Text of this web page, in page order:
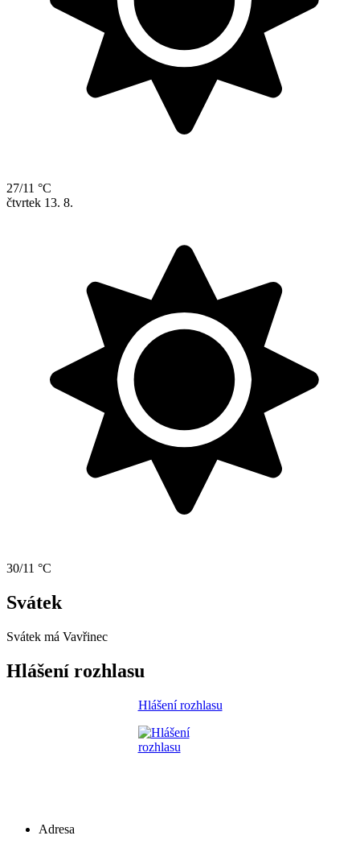
27/11 °C
čtvrtek 13. 8.
30/11 °C
Svátek
Svátek má Vavřinec
Hlášení rozhlasu
Hlášení rozhlasu
Adresa